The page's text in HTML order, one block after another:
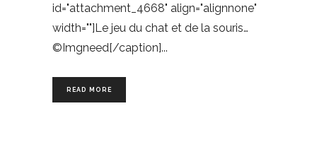
id="attachment_4668" align="alignnone"
width=""]Le jeu du chat et de la souris…
©Imgneed[/caption]
READ MORE